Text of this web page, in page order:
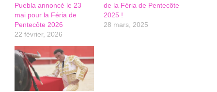
Puebla annoncé le 23
mai pour la Féria de
Pentecôte 2026
22 février, 2026
de la Féria de Pentecôte
2025 !
28 mars, 2025